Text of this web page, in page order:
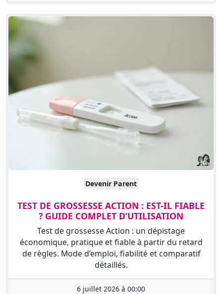
Devenir Parent
TEST DE GROSSESSE ACTION : EST-IL FIABLE
? GUIDE COMPLET D’UTILISATION
Test de grossesse Action : un dépistage
économique, pratique et fiable à partir du retard
de règles. Mode d’emploi, fiabilité et comparatif
détaillés.
6 juillet 2026 à 00:00